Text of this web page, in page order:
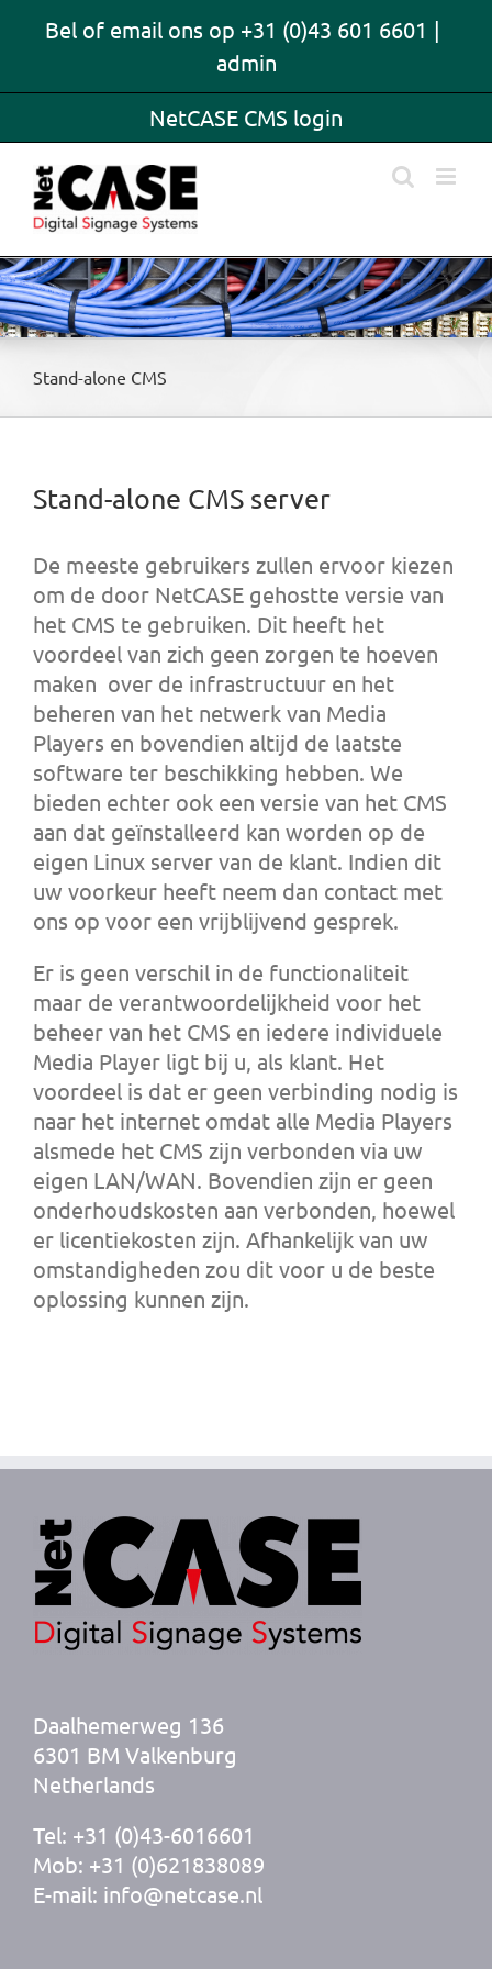
Bel of email ons op +31 (0)43 601 6601 |
admin
NetCASE CMS login
Stand-alone CMS
Stand-alone CMS server
De meeste gebruikers zullen ervoor kiezen
om de door NetCASE gehostte versie van
het CMS te gebruiken. Dit heeft het
voordeel van zich geen zorgen te hoeven
maken over de infrastructuur en het
beheren van het netwerk van Media
Players en bovendien altijd de laatste
software ter beschikking hebben. We
bieden echter ook een versie van het CMS
aan dat geïnstalleerd kan worden op de
eigen Linux server van de klant. Indien dit
uw voorkeur heeft neem dan contact met
ons op voor een vrijblijvend gesprek.
Er is geen verschil in de functionaliteit
maar de verantwoordelijkheid voor het
beheer van het CMS en iedere individuele
Media Player ligt bij u, als klant. Het
voordeel is dat er geen verbinding nodig is
naar het internet omdat alle Media Players
alsmede het CMS zijn verbonden via uw
eigen LAN/WAN. Bovendien zijn er geen
onderhoudskosten aan verbonden, hoewel
er licentiekosten zijn. Afhankelijk van uw
omstandigheden zou dit voor u de beste
oplossing kunnen zijn.
Daalhemerweg 136
6301 BM Valkenburg
Netherlands
Tel: +31 (0)43-6016601
Mob: +31 (0)621838089
E-mail: info@netcase.nl